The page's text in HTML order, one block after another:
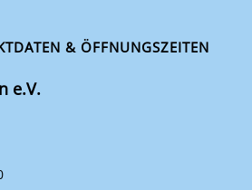
& ÖFFNUNGSZEITEN
e.V.